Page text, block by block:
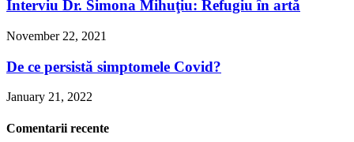
Interviu Dr. Simona Mihuţiu: Refugiu în artă
November 22, 2021
De ce persistă simptomele Covid?
January 21, 2022
Comentarii recente